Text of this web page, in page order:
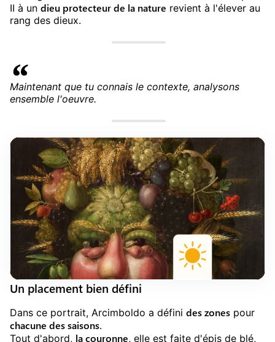
II à un dieu protecteur de la nature revient à l'élever au
rang des dieux.
Maintenant que tu connais le contexte, analysons
ensemble l'oeuvre.
Un placement bien défini
Dans ce portrait, Arcimboldo a défini des zones pour
chacune des saisons.
Tout d'abord, la couronne, elle est faite d'épis de blé,